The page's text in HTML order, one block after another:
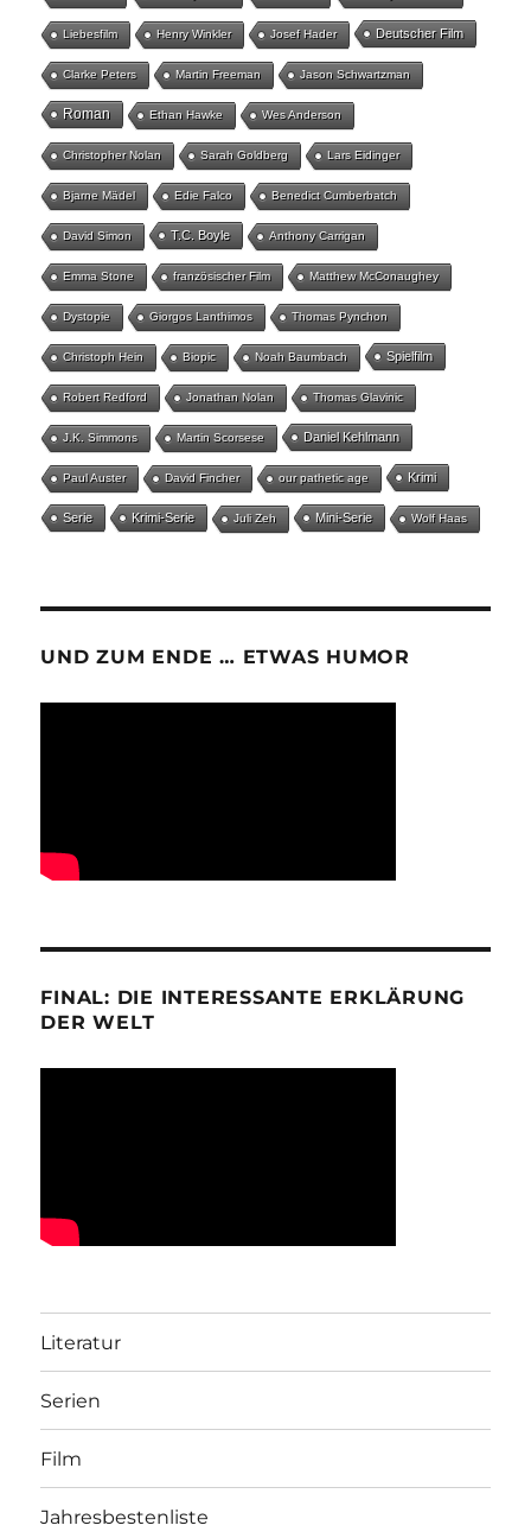
Liebesfilm Henry Winkler Josef Hader Deutscher Film
Clarke Peters Martin Freeman Jason Schwartzman
Roman Ethan Hawke Wes Anderson
Christopher Nolan Sarah Goldberg Lars Eidinger
Bjarne Mädel Edie Falco Benedict Cumberbatch
David Simon T.C. Boyle Anthony Carrigan
Emma Stone französischer Film Matthew McConaughey
Dystopie Giorgos Lanthimos Thomas Pynchon
Christoph Hein Biopic Noah Baumbach Spielfilm
Robert Redford Jonathan Nolan Thomas Glavinic
J.K. Simmons Martin Scorsese Daniel Kehlmann
Paul Auster David Fincher our pathetic age Krimi
Serie Krimi-Serie Juli Zeh Mini-Serie Wolf Haas
UND ZUM ENDE … ETWAS HUMOR
FINAL: DIE INTERESSANTE ERKLÄRUNG
DER WELT
Literatur
Serien
Film
Jahresbestenliste